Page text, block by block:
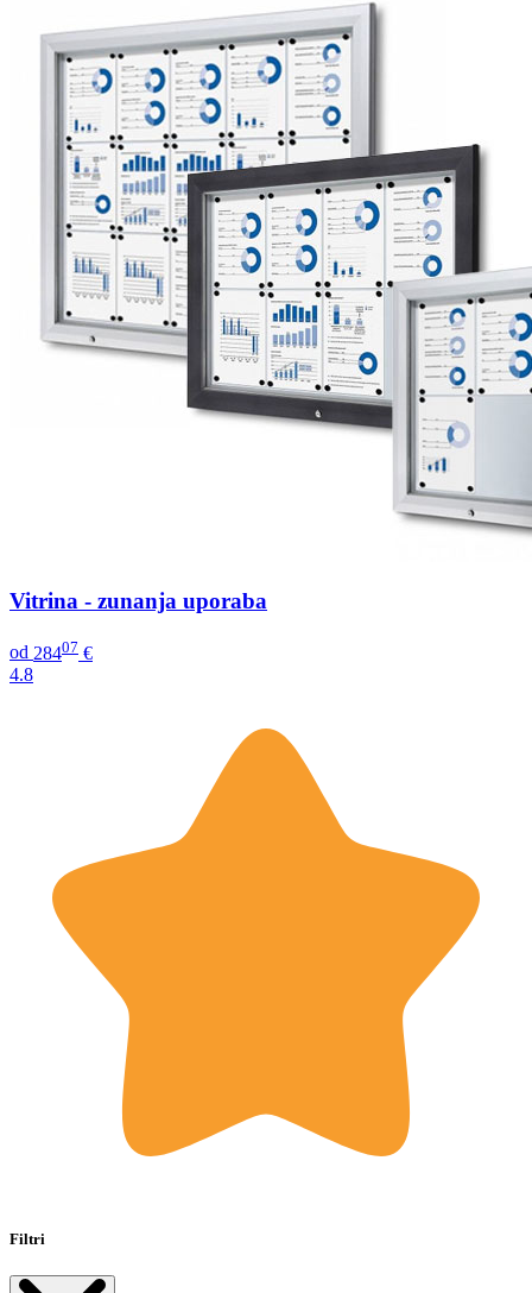
Vitrina - zunanja uporaba
od 28407 €
4.8
Filtri